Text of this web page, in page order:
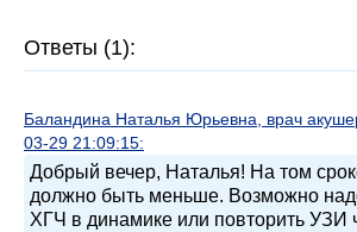
Ответы (1):
Баландина Наталья Юрьевна, врач
03-29 21:09:15:
Добрый вечер, Наталья! На том
должно быть меньше. Возможно
ХГЧ в динамике или повторить УЗИ